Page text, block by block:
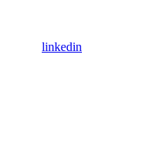
linkedin